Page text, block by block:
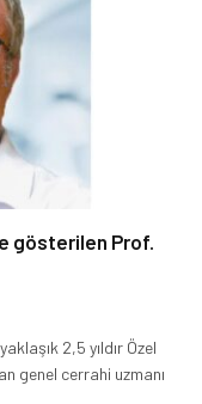
gösterilen Prof.
2,5 yıldır Özel
genel cerrahi uzmanı